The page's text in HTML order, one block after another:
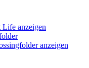
Life anzeigen
anzeigen